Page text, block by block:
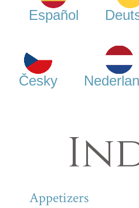
Español
Česky
Appetizers